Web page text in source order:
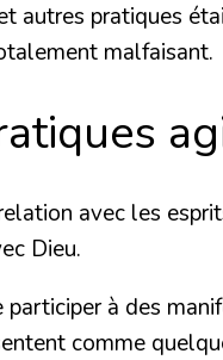
autres pratiques
malfaisant.
avec les
Dieu.
à des
comme